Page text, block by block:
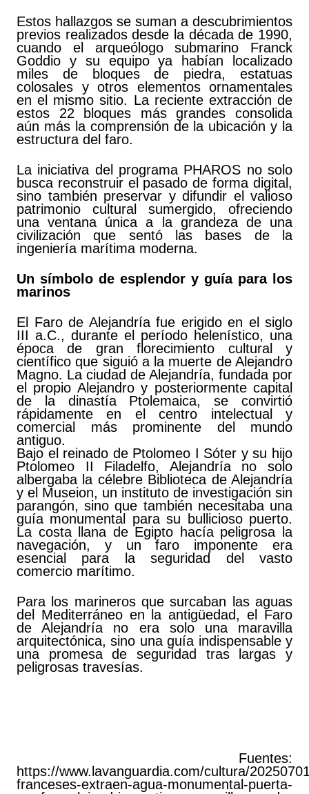
Estos hallazgos se suman a descubrimientos
previos realizados desde la década de 1990,
cuando el arqueólogo submarino Franck
Goddio y su equipo ya habían localizado
miles de bloques de piedra, estatuas
colosales y otros elementos ornamentales
en el mismo sitio. La reciente extracción de
estos 22 bloques más grandes consolida
aún más la comprensión de la ubicación y la
estructura del faro.
La iniciativa del programa PHAROS no solo
busca reconstruir el pasado de forma digital,
sino también preservar y difundir el valioso
patrimonio cultural sumergido, ofreciendo
una ventana única a la grandeza de una
civilización que sentó las bases de la
ingeniería marítima moderna.
Un símbolo de esplendor y guía para los
marinos
El Faro de Alejandría fue erigido en el siglo
III a.C., durante el período helenístico, una
época de gran florecimiento cultural y
científico que siguió a la muerte de Alejandro
Magno. La ciudad de Alejandría, fundada por
el propio Alejandro y posteriormente capital
de la dinastía Ptolemaica, se convirtió
rápidamente en el centro intelectual y
comercial más prominente del mundo
antiguo.
Bajo el reinado de Ptolomeo I Sóter y su hijo
Ptolomeo II Filadelfo, Alejandría no solo
albergaba la célebre Biblioteca de Alejandría
y el Museion, un instituto de investigación sin
parangón, sino que también necesitaba una
guía monumental para su bullicioso puerto.
La costa llana de Egipto hacía peligrosa la
navegación, y un faro imponente era
esencial para la seguridad del vasto
comercio marítimo.
Para los marineros que surcaban las aguas
del Mediterráneo en la antigüedad, el Faro
de Alejandría no era solo una maravilla
arquitectónica, sino una guía indispensable y
una promesa de seguridad tras largas y
peligrosas travesías.
Fuentes:
https://www.lavanguardia.com/cultura/
franceses-extraen-agua-monumental-puerta-